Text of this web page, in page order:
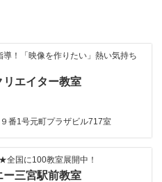
！「映像を作りたい」熱い気持ち
リエイター教室
番1号元町プラザビル717室
国に100教室展開中！
三宮駅前教室